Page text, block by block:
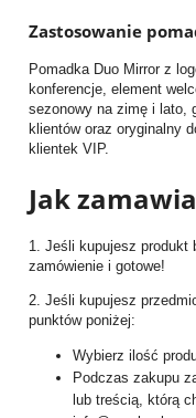
Zastosowanie
Pomadka Duo Mirror z
konferencje, element
sezonowy na zimę i lato,
klientów oraz oryginalny
klientek VIP.
Jak
1. Jeśli kupujesz produkt
zamówienie i gotowe!
2. Jeśli kupujesz
punktów poniżej:
Wybierz ilość
Podczas zakupu
lub treścią, którą